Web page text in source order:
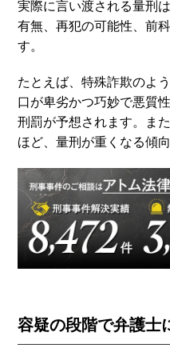
実際に言い渡される量刑
有無、再犯の可能性、前
す。
たとえば、特殊詐欺のよ
口が卑劣かつ巧妙で悪質
刑罰が予想されます。ま
ほど、量刑が重くなる傾
容疑の段階で弁護士